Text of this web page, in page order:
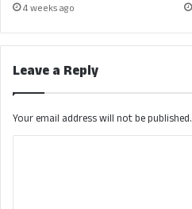
4 weeks ago
Leave a Reply
Your email address will not be published.